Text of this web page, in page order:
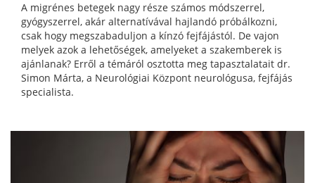
A migrénes betegek nagy része számos módszerrel,
gyógyszerrel, akár alternatívával hajlandó próbálkozni,
csak hogy megszabaduljon a kínzó fejfájástól. De vajon
melyek azok a lehetőségek, amelyeket a szakemberek is
ajánlanak? Erről a témáról osztotta meg tapasztalatait dr.
Simon Márta, a Neurológiai Központ neurológusa, fejfájás
specialista.